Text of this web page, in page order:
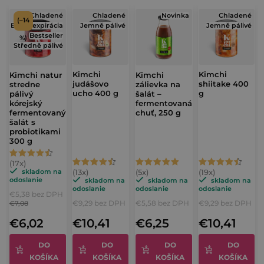
Chladené
Blízka expirácia
Bestseller
Středně pálivé
Kimchi natur
stredne
pálivý
kórejský
fermentovaný
šalát s
probiotikami
300 g
Priemerné
hodnotenie
je
4,9
z
odoslanie
€5,38 bez DPH
€6,02
€7,08
(–14
%)
DO
KOŠÍKA
Chladené
Jemně pálivé
Kimchi
judášovo
ucho 400 g
Priemerné
hodnotenie
4,8
skladom na
odoslanie
€9,29 bez DPH
€10,41
DO
KOŠÍKA
Novinka
Kimchi
zálievka na
šalát –
fermentovaná
chuť, 250 g
Priemerné
hodnotenie
5,0
odoslanie
€5,58 bez DPH
€6,25
DO
KOŠÍKA
Chladené
Jemně pálivé
Kimchi
shiitake 400
g
Priemerné
hodnotenie
4,9
skladom na
odoslanie
€9,29 bez DPH
€10,41
DO
KOŠÍKA